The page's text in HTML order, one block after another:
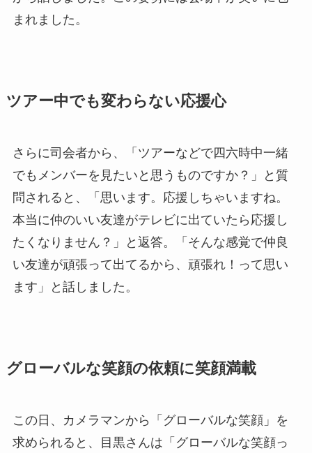
まれました。
ツアー中でも変わらない応援心
さらに司会者から、「ツアーなどで四六時中一緒
でもメンバーを見たいと思うものですか？」と質
問されると、「思います。応援しちゃいますね。
本当に仲のいい友達がテレビに出ていたら応援し
たくなりません？」と返答。「そんな感覚で仲良
い友達が頑張って出てるから、頑張れ！って思い
ます」と話しました。
グローバルな笑顔の依頼に笑顔満載
この日、カメラマンから「グローバルな笑顔」を
求められると、目黒さんは「グローバルな笑顔っ